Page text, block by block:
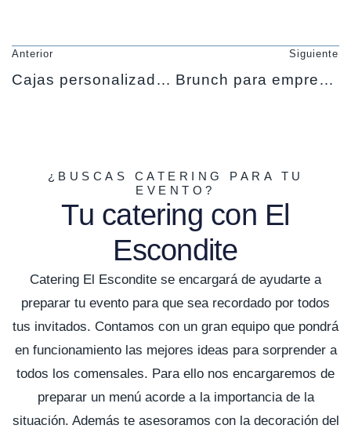
Anterior
Cajas personalizadas para desayunos y afterwork
Siguiente
Brunch para empresas EN_CAJA
¿BUSCAS CATERING PARA TU
EVENTO?
Tu catering con El
Escondite
Catering El Escondite se encargará de ayudarte a
preparar tu evento para que sea recordado por todos
tus invitados. Contamos con un gran equipo que pondrá
en funcionamiento las mejores ideas para sorprender a
todos los comensales. Para ello nos encargaremos de
preparar un menú acorde a la importancia de la
situación. Además te asesoramos con la decoración del